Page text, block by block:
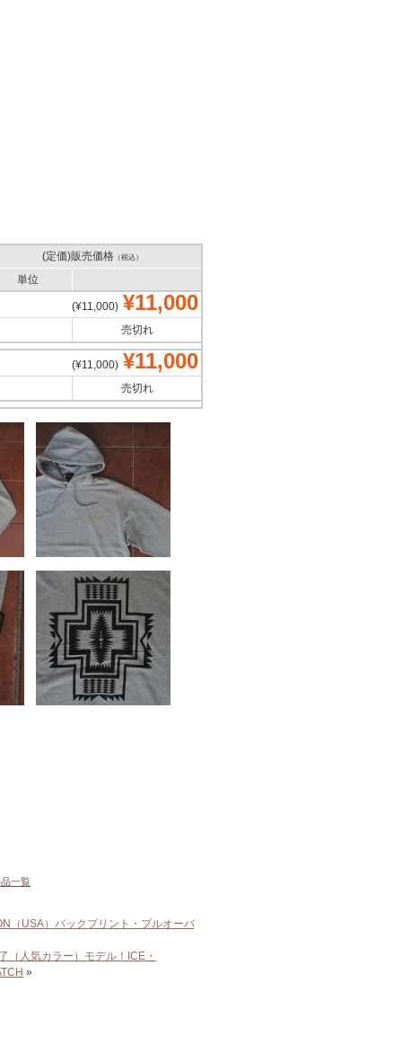
(定価)販売価格（税込）
単位
(¥11,000) ¥11,000
売切れ
(¥11,000) ¥11,000
売切れ
一覧
（USA）バックプリント・プルオーバ
（人気カラー）モデル！ICE・
»